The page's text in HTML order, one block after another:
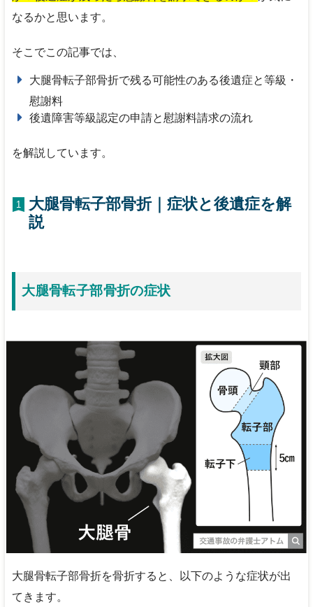
なるかと思います。
そこでこの記事では、
大腿骨転子部骨折で残る可能性のある後遺症と等級・
慰謝料
後遺障害等級認定の申請と慰謝料請求の流れ
を解説しています。
1
大腿骨転子部骨折｜症状と後遺症を解
説
大腿骨転子部骨折の症状
大腿骨転子部骨折を骨折すると、以下のような症状が出
てきます。